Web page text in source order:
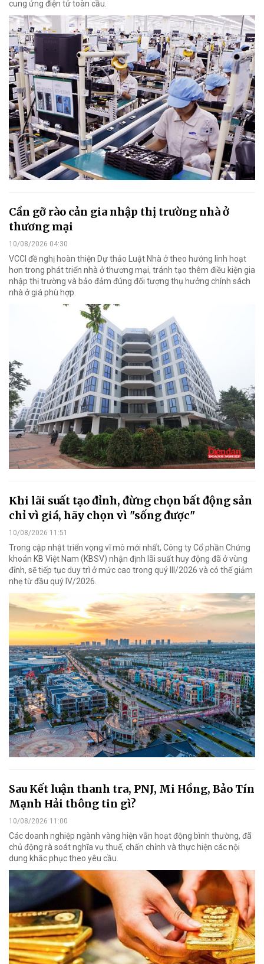
cung ứng điện tử toàn cầu.
Cần gỡ rào cản gia nhập thị trường nhà ở
thương mại
10/08/2026 04:30
VCCI đề nghị hoàn thiện Dự thảo Luật Nhà ở theo hướng linh hoạt
hơn trong phát triển nhà ở thương mại, tránh tạo thêm điều kiện gia
nhập thị trường và bảo đảm đúng đối tượng thụ hưởng chính sách
nhà ở giá phù hợp.
Khi lãi suất tạo đỉnh, đừng chọn bất động sản
chỉ vì giá, hãy chọn vì "sống được"
10/08/2026 11:51
Trong cập nhật triển vọng vĩ mô mới nhất, Công ty Cổ phần Chứng
khoán KB Việt Nam (KBSV) nhận định lãi suất huy động đã ở vùng
đỉnh, sẽ tiếp tục duy trì ở mức cao trong quý III/2026 và có thể giảm
nhẹ từ đầu quý IV/2026.
Sau Kết luận thanh tra, PNJ, Mi Hồng, Bảo Tín
Mạnh Hải thông tin gì?
10/08/2026 11:00
Các doanh nghiệp ngành vàng hiện vẫn hoạt động bình thường, đã
chủ động rà soát nghĩa vụ thuế, chấn chỉnh và thực hiện các nội
dung khắc phục theo yêu cầu.